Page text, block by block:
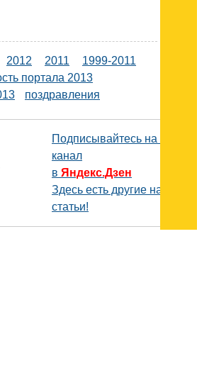
2012 2011
1999-2011
портала 2013
поздравления
Подписывайтесь на наш
канал
в Яндекс.Дзен
Здесь есть другие наши
статьи!